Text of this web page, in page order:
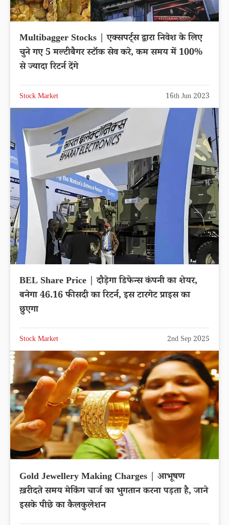
Multibagger Stocks | एक्सपर्ट्स द्वारा निवेश के लिए
चुने गए 5 मल्टीबैगर स्टॉक सेव करे, कम समय में 100%
से ज्यादा रिटर्न देंगे
Stock Market 16th Jun 2023
BEL Share Price | दौड़ेगा डिफेन्स कंपनी का शेयर,
बनेगा 46.16 फीसदी का रिटर्न, इस टारगेट प्राइस का
छुएगा
Stock Market 2nd Sep 2025
Gold Jewellery Making Charges | आभूषण
ख़रीदते समय मेकिंग चार्ज का भुगतान करना पड़ता है, जाने
इसके पीछे का कैलकुलेशन